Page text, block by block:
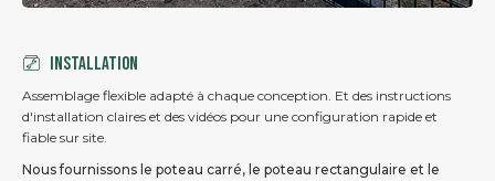
Installation
Assemblage flexible adapté à chaque conception. Et des instructions
d'installation claires et des vidéos pour une configuration rapide et
fiable sur site.
Nous fournissons le poteau carré, le poteau rectangulaire et le